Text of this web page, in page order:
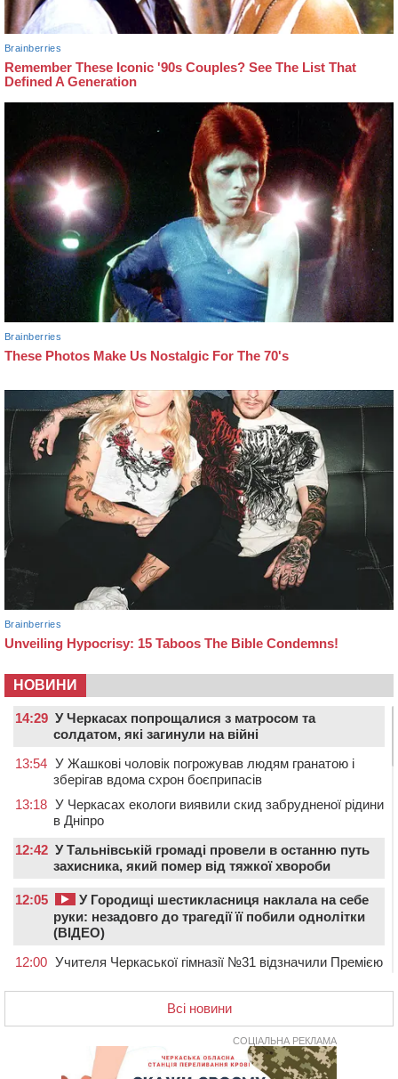
НОВИНИ
14:29 У Черкасах попрощалися з матросом та
солдатом, які загинули на війні
13:54 У Жашкові чоловік погрожував людям гранатою і
зберігав вдома схрон боєприпасів
13:18 У Черкасах екологи виявили скид забрудненої рідини
в Дніпро
12:42 У Тальнівській громаді провели в останню путь
захисника, який помер від тяжкої хвороби
12:05
У Городищі шестикласниця наклала на себе
руки: незадовго до трагедії її побили однолітки
(ВІДЕО)
12:00 Учителя Черкаської гімназії №31 відзначили Премією
На Черкащині запрацювала Мистецько-краєзнавча
У Вільшанській громаді попрощалися із
захисником, який помер від тяжких поранень
Всі новини
СОЦІАЛЬНА РЕКЛАМА